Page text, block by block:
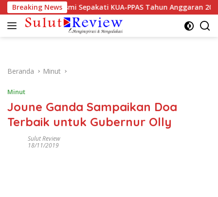
Langsung
ke
konten
Breaking News
Mitra Resmi Sepakati KUA-PPAS Tahun Anggaran 2027
Beranda Minut
Minut
Joune Ganda Sampaikan Doa
Terbaik untuk Gubernur Olly
Sulut Review
18/11/2019